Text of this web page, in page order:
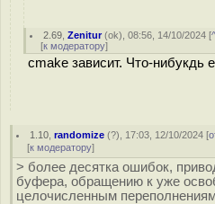
2.69 ,Zenitur(ok), 08:56, 14/10/2024 [
[к модератору]
cmake зависит. Что-нибукдь
1.10 ,randomize (?), 17:03, 12/10/2024 [
[к модератору]
> более десятка ошибок,
буфера, обращению к уже
целочисленным